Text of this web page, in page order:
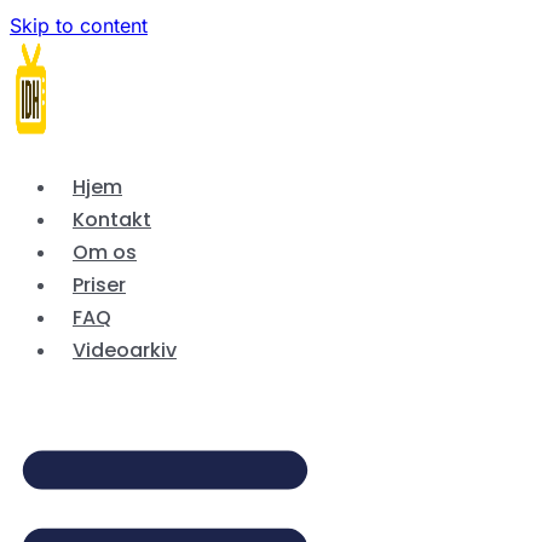
Skip to content
Hjem
Kontakt
Om os
Priser
FAQ
Videoarkiv